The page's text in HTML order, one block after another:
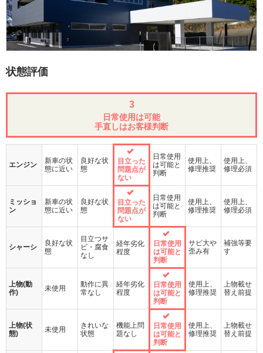
状態評価
3
日常使用は可能
手直しはお客様判断
エンジン
新車の状
態に近い
良好な状
態
目立った
問題点が
ない
日常使用
は可能と
判断
使用上、
修理推奨
使用上、
修理必須
ミッショ
ン
新車の状
態に近い
良好な状
態
目立った
問題点が
ない
日常使用
は可能と
判断
使用上、
修理推奨
使用上、
修理必須
シャーシ
良好な状
態
目立つサ
ビ・腐食
なし
経年劣化
程度
日常使用
は可能と
判断
サビ大や
歪み有
補強等要
す
上物(動
作)
未使用
動作に異
常なし
経年劣化
程度
日常使用
は可能と
判断
使用上、
修理推奨
上物載せ
替え前提
上物(状
態)
未使用
きれいな
状態
機能上問
題なし
日常使用
は可能と
判断
使用上、
修理推奨
上物載せ
替え前提